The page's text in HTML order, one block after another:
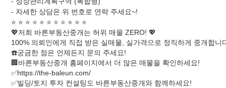
- 자세한 상담은 위 번호로 연락 주세요~!
⭐️ ⭐️ ⭐️ ⭐️ ⭐️ ⭐️ ⭐️ ⭐️ ⭐️ ⭐️ ⭐️
💖저희 바른부동산중개는 허위 매물 ZERO! 💖
100% 의뢰인에게 직접 받은 실매물, 실가격으로 정직하게 중개합니
☎️궁금한 점은 언제든지 문의 주세요!
🏢바른부동산중개 홈페이지에서 더 많은 매물을 확인하세요!
✅https://the-baleun.com/
✅빌딩/토지 투자 컨설팅도 바른부동산중개와 함께하세요!